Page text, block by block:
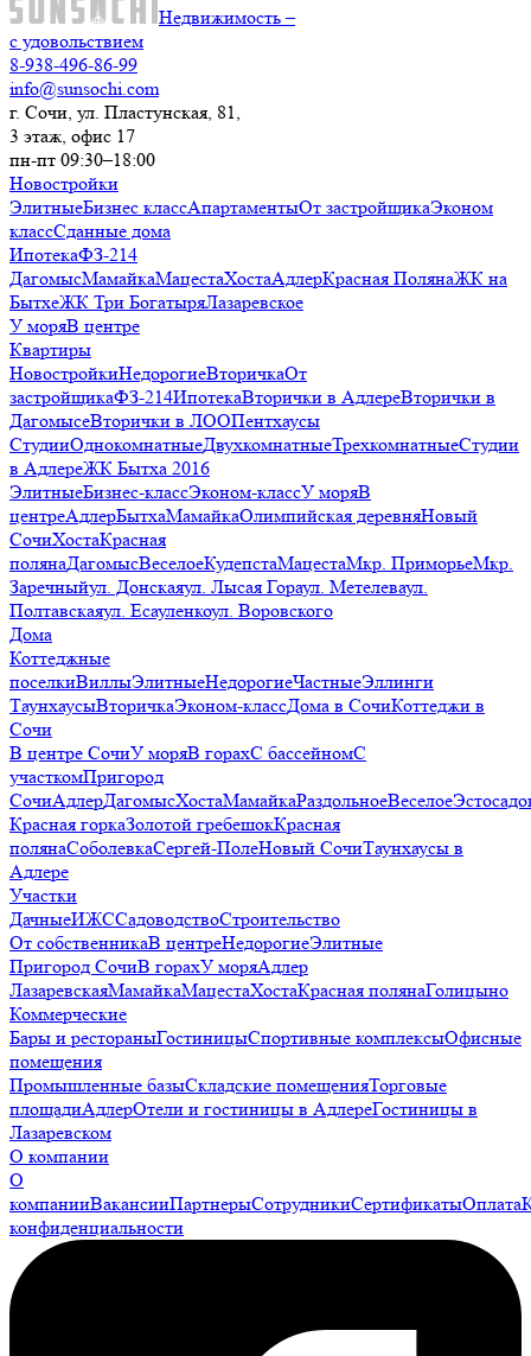
Недвижимость –
с удовольствием
8-938-496-86-99
info@sunsochi.com
г. Сочи, ул. Пластунская, 81,
3 этаж, офис 17
пн-пт 09:30–18:00
Новостройки
ЭлитныеБизнес классАпартаментыОт застройщикаЭконом
классСданные дома
ИпотекаФЗ-214
ДагомысМамайкаМацестаХостаАдлерКрасная ПолянаЖК на
БытхеЖК Три БогатыряЛазаревское
У моряВ центре
Квартиры
НовостройкиНедорогиеВторичкаОт
застройщикаФЗ-214ИпотекаВторички в АдлереВторички в
ДагомысеВторички в ЛООПентхаусы
СтудииОднокомнатныеДвухкомнатныеТрехкомнатныеСтудии
в АдлереЖК Бытха 2016
ЭлитныеБизнес-классЭконом-классУ моряВ
центреАдлерБытхаМамайкаОлимпийская деревняНовый
СочиХостаКрасная
полянаДагомысВеселоеКудепстаМацестаМкр. ПриморьеМкр.
Заречныйул. Донскаяул. Лысая Гораул. Метелеваул.
Полтавскаяул. Есауленкоул. Воровского
Дома
Коттеджные
поселкиВиллыЭлитныеНедорогиеЧастныеЭллинги
ТаунхаусыВторичкаЭконом-классДома в СочиКоттеджи в
Сочи
В центре СочиУ моряВ горахС бассейномС
участкомПригород
СочиАдлерДагомысХостаМамайкаРаздольноеВеселое
Красная горкаЗолотой гребешокКрасная
полянаСоболевкаСергей-ПолеНовый СочиТаунхаусы в
Адлере
Участки
ДачныеИЖССадоводствоСтроительство
От собственникаВ центреНедорогиеЭлитные
Пригород СочиВ горахУ моряАдлер
ЛазаревскаяМамайкаМацестаХостаКрасная полянаГолицыно
Коммерческие
Бары и рестораныГостиницыСпортивные комплексыОфисные
помещения
Промышленные базыСкладские помещенияТорговые
площадиАдлерОтели и гостиницы в АдлереГостиницы в
Лазаревском
О компании
О
компанииВакансииПартнерыСотрудникиСертификатыОплата
конфиденциальности